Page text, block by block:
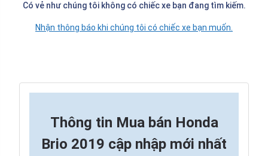
Có vẻ như chúng tôi không có chiếc xe bạn đang tìm kiếm.
Nhận thông báo khi chúng tôi có chiếc xe bạn muốn.
Thông tin Mua bán Honda
Brio 2019 cập nhập mới nhất